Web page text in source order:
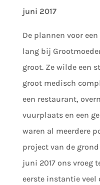
juni 2017
De plannen voor
lang bij
groot. Ze wilde een
groot medisch
een restaurant,
vuurplaats en een
waren al meerdere
project van de
juni 2017 ons vroeg
eerste instantie